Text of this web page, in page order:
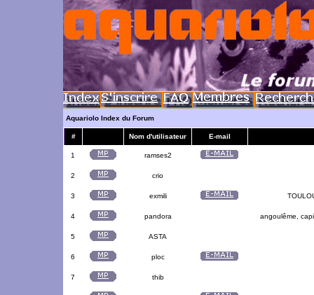
Aquariolo Index du Forum
# Nom d'utilisateur E-mail
1 ramses2
2 crio
3 exmili
4 pandora angoulême,
5 ASTA
6 ploc
7 thib